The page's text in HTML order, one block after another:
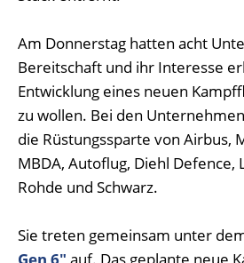
Am Donnerstag hatten acht
Bereitschaft und ihr Interesse
Entwicklung eines neuen
zu wollen. Bei den
die Rüstungssparte von Airbus,
MBDA, Autoflug, Diehl Defence,
Rohde und Schwarz.
Sie treten gemeinsam unter